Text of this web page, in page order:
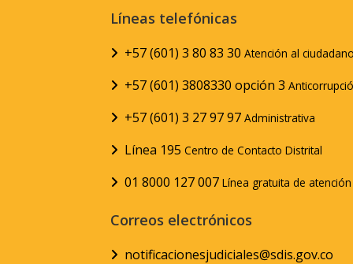
Líneas telefónicas
+57 (601) 3 80 83 30 Atención al
+57 (601) 3808330 opción 3
+57 (601) 3 27 97 97 Administrativa
Línea 195 Centro de Contacto Distrital
01 8000 127 007 Línea gratuita de
Correos electrónicos
notificacionesjudiciales@sdis.gov.co